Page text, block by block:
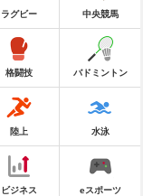
ラグビー 中央競馬
格闘技 バドミントン
陸上 水泳
ビジネス eスポーツ